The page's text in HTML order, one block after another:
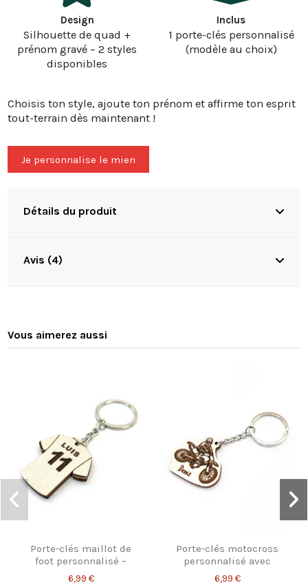
Design
Silhouette de quad +
prénom gravé – 2 styles
disponibles
Inclus
1 porte-clés personnalisé
(modèle au choix)
Choisis ton style, ajoute ton prénom et affirme ton esprit
tout-terrain dès maintenant !
Je personnalise le mien
Détails du produit
Avis (4)
Vous aimerez aussi
Porte-clés maillot de
foot personnalisé –
Prénom & numéro
6,99 €
Porte-clés motocross
personnalisé avec
prénom gravé
6,99 €